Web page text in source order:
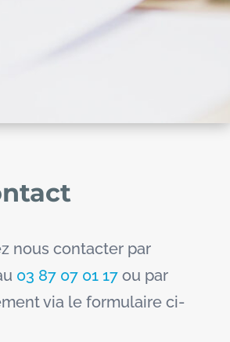
nous contacter par
03 87 07 01 17ou par
via le formulaire ci-